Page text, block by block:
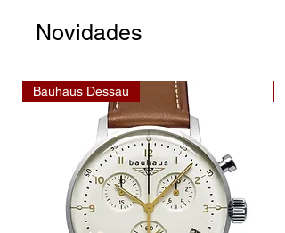
Novidades
Bauhaus Dessau